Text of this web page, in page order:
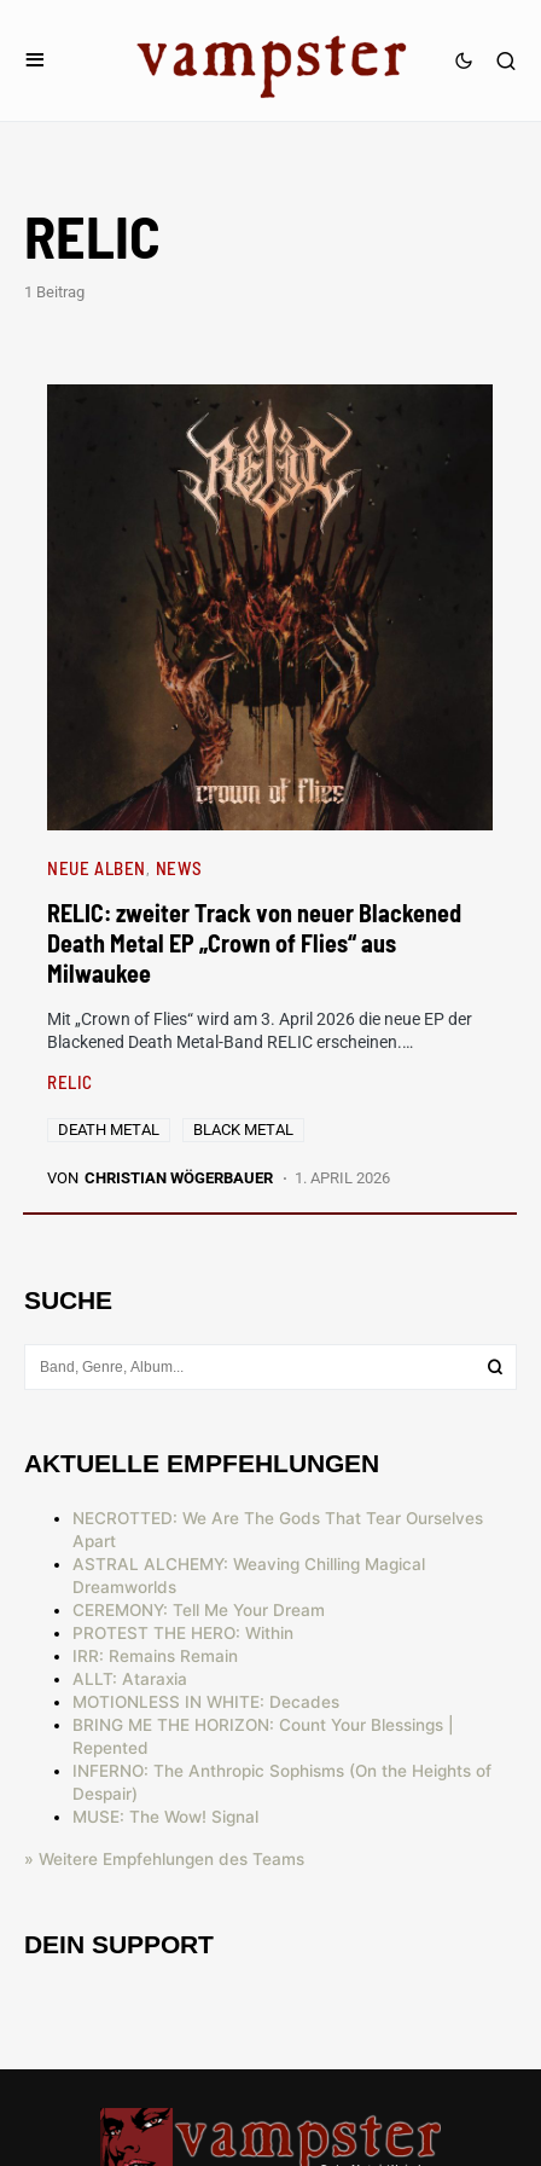
RELIC
1 Beitrag
NEUE ALBEN NEWS
RELIC: zweiter Track von neuer Blackened
Death Metal EP „Crown of Flies“ aus
Milwaukee
Mit „Crown of Flies“ wird am 3. April 2026 die neue EP der
Blackened Death Metal-Band RELIC erscheinen.…
RELIC
DEATH METAL BLACK METAL
VON CHRISTIAN WÖGERBAUER 1. APRIL 2026
SUCHE
AKTUELLE EMPFEHLUNGEN
NECROTTED: We Are The Gods That Tear Ourselves
Apart
ASTRAL ALCHEMY: Weaving Chilling Magical
Dreamworlds
CEREMONY: Tell Me Your Dream
PROTEST THE HERO: Within
IRR: Remains Remain
ALLT: Ataraxia
MOTIONLESS IN WHITE: Decades
BRING ME THE HORIZON: Count Your Blessings |
Repented
INFERNO: The Anthropic Sophisms (On the Heights of
Despair)
MUSE: The Wow! Signal
» Weitere Empfehlungen des Teams
DEIN SUPPORT